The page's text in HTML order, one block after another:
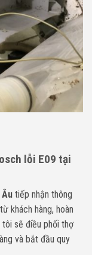
lỗi E09 tại
tiếp nhận thông
từ khách hàng, hoàn
sẽ điều phối thợ
và bắt đầu quy